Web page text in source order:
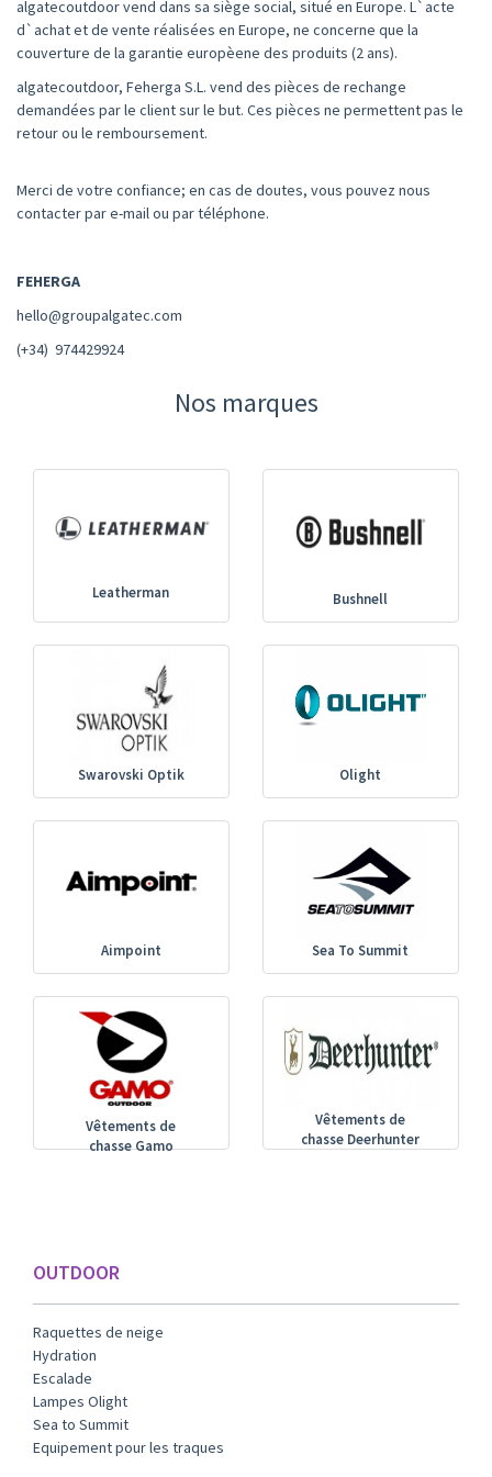
algatecoutdoor vend dans sa siège social, situé en Europe. L`acte
d`achat et de vente réalisées en Europe, ne concerne que la
couverture de la garantie europèene des produits (2 ans).
algatecoutdoor, Feherga S.L. vend des pièces de rechange
demandées par le client sur le but. Ces pièces ne permettent pas le
retour ou le remboursement.
Merci de votre confiance; en cas de doutes, vous pouvez nous
contacter par e-mail ou par téléphone.
FEHERGA
hello@groupalgatec.com
(+34) 974429924
Nos marques
Leatherman Bushnell
Swarovski Optik Olight
Aimpoint Sea To Summit
Vêtements de
chasse Gamo
Vêtements de
chasse Deerhunter
OUTDOOR
Raquettes de neige
Hydration
Escalade
Lampes Olight
Sea to Summit
Equipement pour les traques